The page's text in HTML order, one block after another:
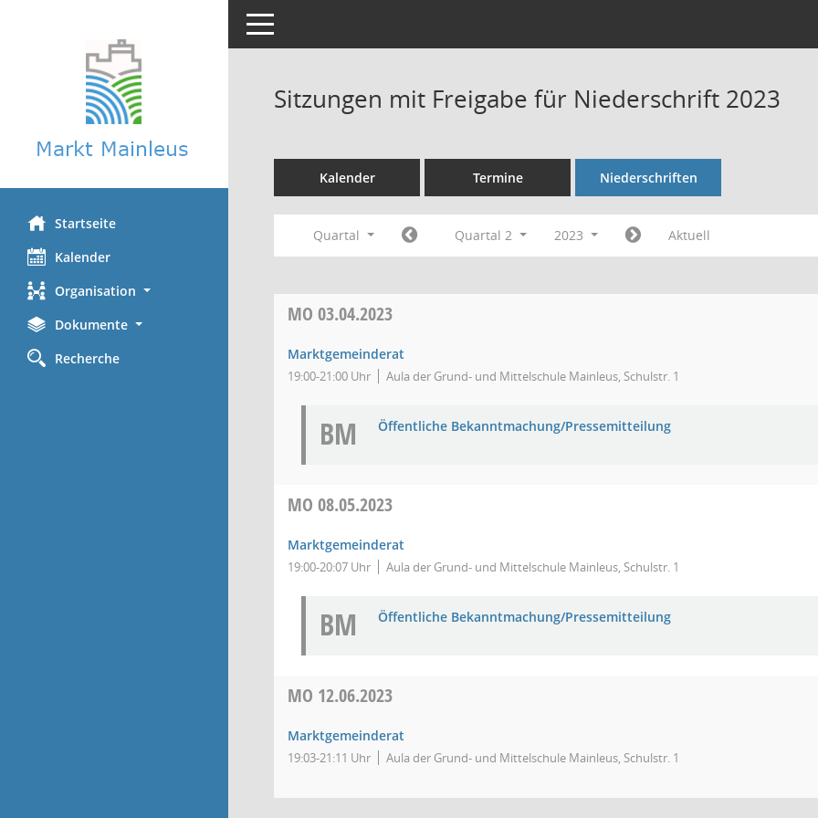
Startseite
Kalender
Organisation
Dokumente
Recherche
Toggle navigation
Sitzungen mit Freigabe für Niederschrift 2023
Kalender Termine Niederschriften
Quartal Quartal 2 2023 Aktuell
MO 03.04.2023
Marktgemeinderat
19:00-21:00 Uhr Aula der Grund- und Mittelschule Mainleus, Schulstr. 1
BM Öffentliche Bekanntmachung/Pressemitteilung
MO 08.05.2023
Marktgemeinderat
19:00-20:07 Uhr Aula der Grund- und Mittelschule Mainleus, Schulstr. 1
BM Öffentliche Bekanntmachung/Pressemitteilung
MO 12.06.2023
Marktgemeinderat
19:03-21:11 Uhr Aula der Grund- und Mittelschule Mainleus, Schulstr. 1